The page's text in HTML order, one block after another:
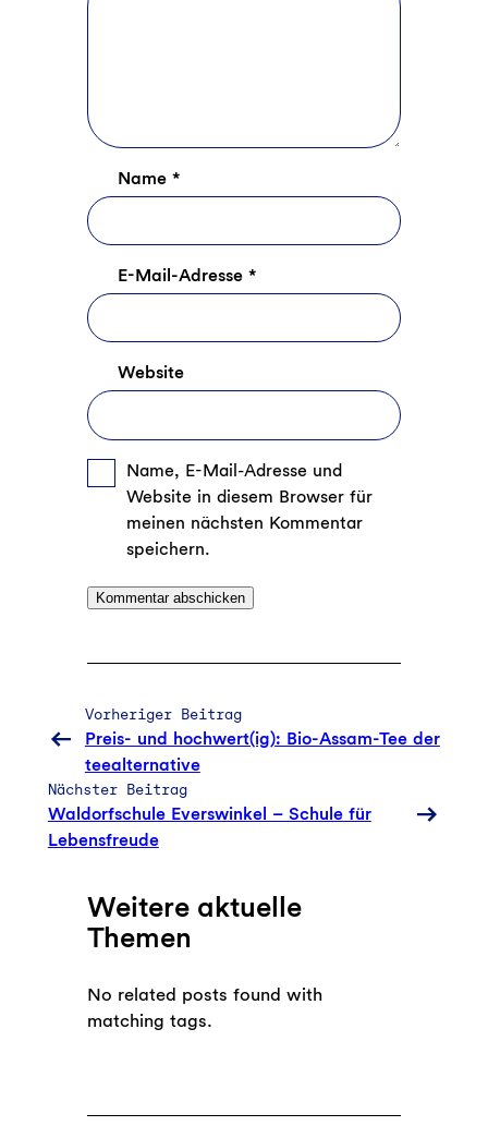
Name *
E-Mail-Adresse *
Website
Name, E-Mail-Adresse und
Website in diesem Browser für
meinen nächsten Kommentar
speichern.
Vorheriger Beitrag
Preis- und hochwert(ig): Bio-Assam-Tee der
teealternative
Nächster Beitrag
Waldorfschule Everswinkel – Schule für
Lebensfreude
Weitere aktuelle
Themen
No related posts found with
matching tags.